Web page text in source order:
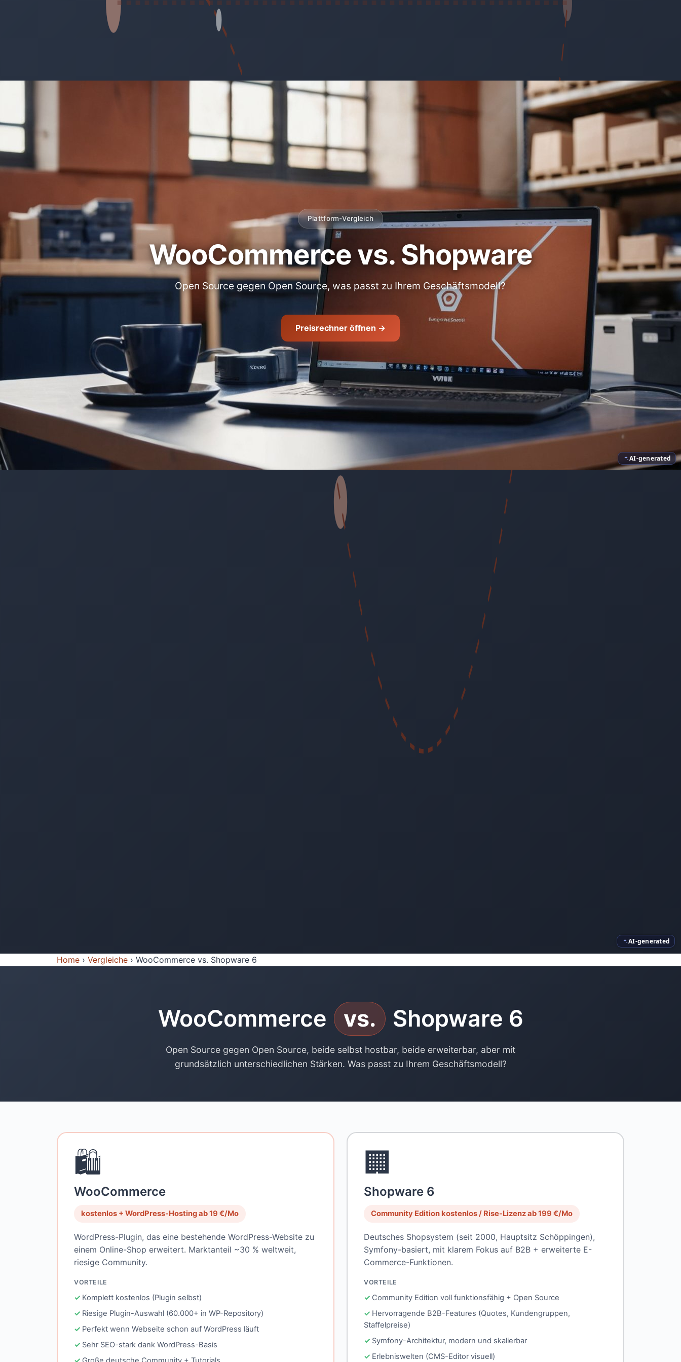
AI-generated
AI-generated
Plattform-Vergleich
WooCommerce vs. Shopware
Open Source gegen Open Source, was passt zu Ihrem Geschäftsmodell?
Preisrechner öffnen →
Home › Vergleiche › WooCommerce vs. Shopware 6
WooCommerce vs. Shopware 6
Open Source gegen Open Source, beide selbst hostbar, beide erweiterbar, aber mit
grundsätzlich unterschiedlichen Stärken. Was passt zu Ihrem Geschäftsmodell?
🛍
WooCommerce
kostenlos + WordPress-Hosting ab 19 €/Mo
WordPress-Plugin, das eine bestehende WordPress-Website zu
einem Online-Shop erweitert. Marktanteil ~30 % weltweit,
riesige Community.
VORTEILE
Komplett kostenlos (Plugin selbst)
Riesige Plugin-Auswahl (60.000+ in WP-Repository)
Perfekt wenn Webseite schon auf WordPress läuft
Sehr SEO-stark dank WordPress-Basis
🏢
Shopware 6
Community Edition kostenlos / Rise-Lizenz ab 199 €/Mo
Deutsches Shopsystem (seit 2000, Hauptsitz Schöppingen),
Symfony-basiert, mit klarem Fokus auf B2B + erweiterte E-
Commerce-Funktionen.
VORTEILE
Community Edition voll funktionsfähig + Open Source
Hervorragende B2B-Features (Quotes, Kundengruppen,
Staffelpreise)
Symfony-Architektur, modern und skalierbar
Erlebniswelten (CMS-Editor visuell)